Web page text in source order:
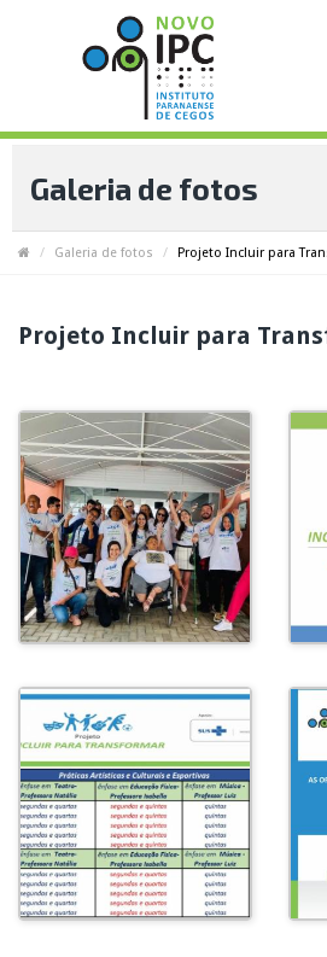
Galeria de fotos
Galeria de fotos Projeto Incluir para
Projeto Incluir para